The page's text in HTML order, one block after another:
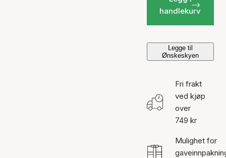
handlekurv
Legge til
Ønskeskyen
Fri frakt
ved kjøp
over
749 kr
Mulighet for